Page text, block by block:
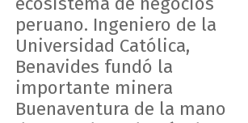
peruano. Ingeniero de la
Universidad Católica,
Benavides fundó la
importante minera
Buenaventura de la mano